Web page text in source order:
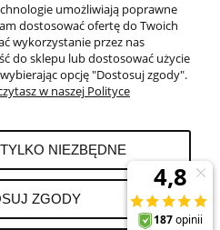
I DOSTAWA
KONTO
I ZWROTY
umożliwiają poprawne
dostosować ofertę do Twoich
wykorzystanie przez nas
do sklepu lub dostosować użycie
opcję "Dostosuj zgody".
w naszej Polityce
NIEZBĘDNE
ZGODY